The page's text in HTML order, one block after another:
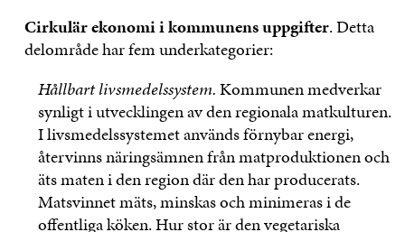
Cirkulär ekonomi i kommunens uppgifter. Detta
delområde har fem underkategorier:
Hållbart livsmedelssystem.Kommunen medverkar
synligt i utvecklingen av den regionala matkulturen.
I livsmedelssystemet används förnybar energi,
återvinns näringsämnen från matproduktionen och
äts maten i den region där den har producerats.
Matsvinnet mäts, minskas och minimeras i de
offentliga köken. Hur stor är den vegetariska